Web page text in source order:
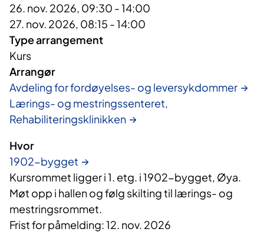
26. nov. 2026, 09:30 - 14:00
27. nov. 2026, 08:15 - 14:00
Type arrangement
Kurs
Arrangør
Avdeling for fordøyelses- og leversykdommer
Lærings- og mestringssenteret,
Rehabiliteringsklinikken
Hvor
1902-bygget
Kursrommet ligger i 1. etg. i 1902-bygget, Øya.
Møt opp i hallen og følg skilting til lærings- og
mestringsrommet.
Frist for påmelding: 12. nov. 2026